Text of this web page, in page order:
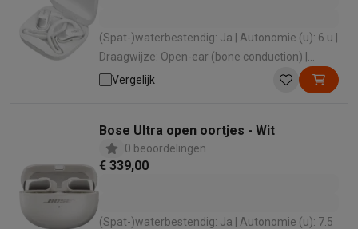
(Spat-)waterbestendig: Ja | Autonomie (u): 6 u |
Draagwijze: Open-ear (bone conduction) |
Ingebouwde microfoon: Ja
Vergelijk
Bose Ultra open oortjes - Wit
0 beoordelingen
€ 339,00
(Spat-)waterbestendig: Ja | Autonomie (u): 7.5